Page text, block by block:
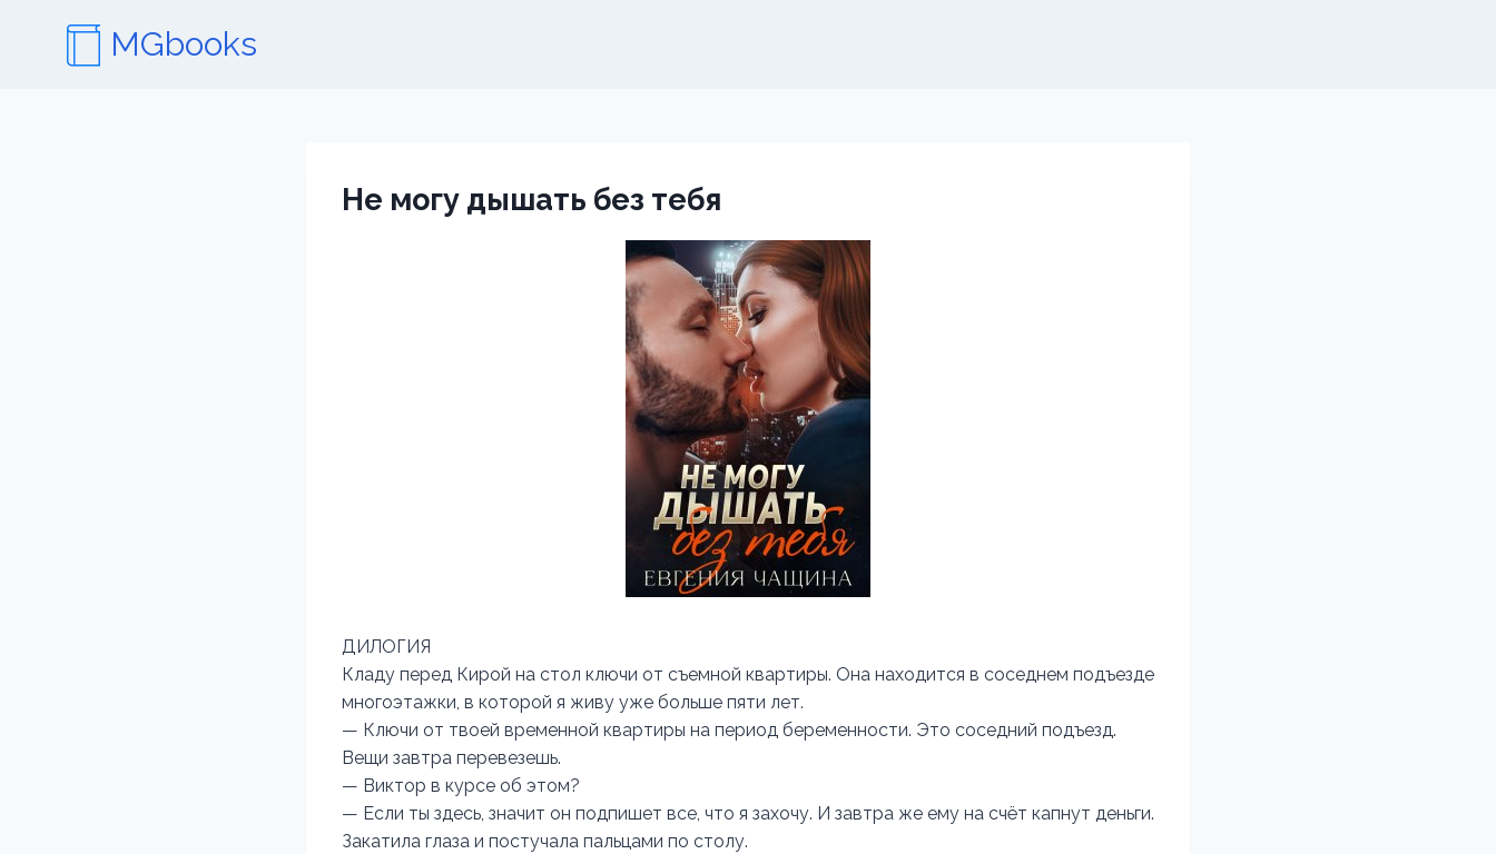
содержимому
MGbooks
Не могу дышать без тебя
ДИЛОГИЯ
Кладу перед Кирой на стол ключи от съемной квартиры. Она находится в соседнем подъезде
многоэтажки, в которой я живу уже больше пяти лет.
— Ключи от твоей временной квартиры на период беременности. Это соседний подъезд.
Вещи завтра перевезешь.
— Виктор в курсе об этом?
— Если ты здесь, значит он подпишет все, что я захочу. И завтра же ему на счёт капнут деньги.
Закатила глаза и постучала пальцами по столу.